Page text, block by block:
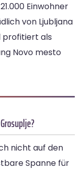
Einwohner
von Ljubljana
profitiert als
Novo mesto
nicht auf den
Spanne für